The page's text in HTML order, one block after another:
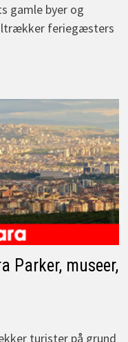
gamle byer og
feriegæsters
Parker, museer,
turister på grund